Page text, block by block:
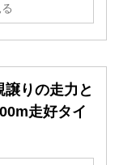
りの走力と
走好タイ